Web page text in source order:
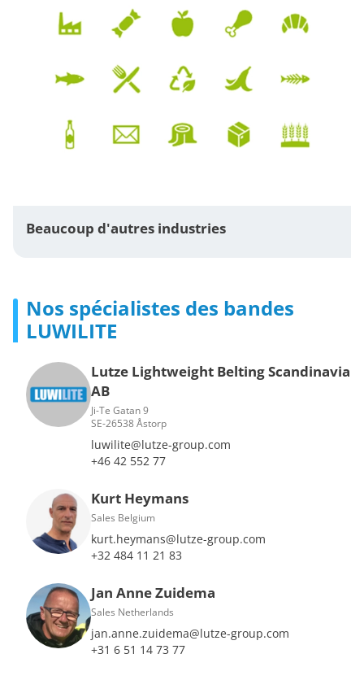
Beaucoup d'autres industries
Nos spécialistes des bandes
LUWILITE
Lutze Lightweight Belting Scandinavia
AB
Ji-Te Gatan 9
SE-26538 Åstorp
luwilite@lutze-group.com
+46 42 552 77
Kurt Heymans
Sales Belgium
kurt.heymans@lutze-group.com
+32 484 11 21 83
Jan Anne Zuidema
Sales Netherlands
jan.anne.zuidema@lutze-group.com
+31 6 51 14 73 77